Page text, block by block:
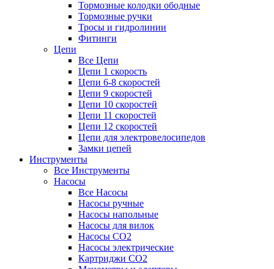
Тормозные колодки ободные
Тормозные ручки
Тросы и гидролинии
Фитинги
Цепи
Все Цепи
Цепи 1 скорость
Цепи 6-8 скоростей
Цепи 9 скоростей
Цепи 10 скоростей
Цепи 11 скоростей
Цепи 12 скоростей
Цепи для электровелосипедов
Замки цепей
Инструменты
Все Инструменты
Насосы
Все Насосы
Насосы ручные
Насосы напольные
Насосы для вилок
Насосы CO2
Насосы электрические
Картриджи CO2